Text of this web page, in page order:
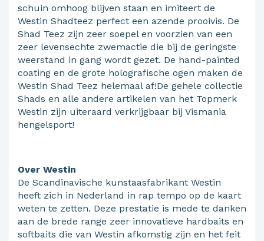
schuin omhoog blijven staan en imiteert de
Westin Shadteez perfect een azende prooivis. De
Shad Teez zijn zeer soepel en voorzien van een
zeer levensechte zwemactie die bij de geringste
weerstand in gang wordt gezet. De hand-painted
coating en de grote holografische ogen maken de
Westin Shad Teez helemaal af!De gehele collectie
Shads en alle andere artikelen van het Topmerk
Westin zijn uiteraard verkrijgbaar bij Vismania
hengelsport!
Over Westin
De Scandinavische kunstaasfabrikant Westin
heeft zich in Nederland in rap tempo op de kaart
weten te zetten. Deze prestatie is mede te danken
aan de brede range zeer innovatieve hardbaits en
softbaits die van Westin afkomstig zijn en het feit